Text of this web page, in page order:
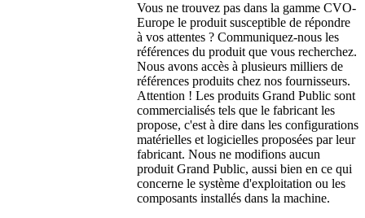
Vous ne trouvez pas dans la gamme CVO-
Europe le produit susceptible de répondre
à vos attentes ? Communiquez-nous les
références du produit que vous recherchez.
Nous avons accès à plusieurs milliers de
références produits chez nos fournisseurs.
Attention ! Les produits Grand Public sont
commercialisés tels que le fabricant les
propose, c'est à dire dans les configurations
matérielles et logicielles proposées par leur
fabricant. Nous ne modifions aucun
produit Grand Public, aussi bien en ce qui
concerne le système d'exploitation ou les
composants installés dans la machine.